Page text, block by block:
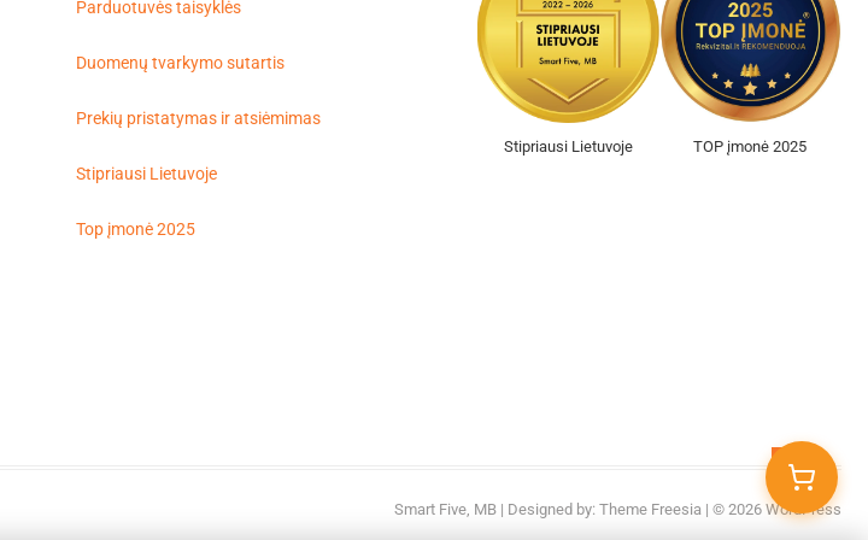
Parduotuvės taisyklės
Duomenų tvarkymo sutartis
Prekių pristatymas ir atsiėmimas
Stipriausi Lietuvoje
Top įmonė 2025
Stipriausi Lietuvoje TOP įmonė 2025
Smart Five, MB | Designed by: Theme Freesia | © 2026 WordPress
to
top